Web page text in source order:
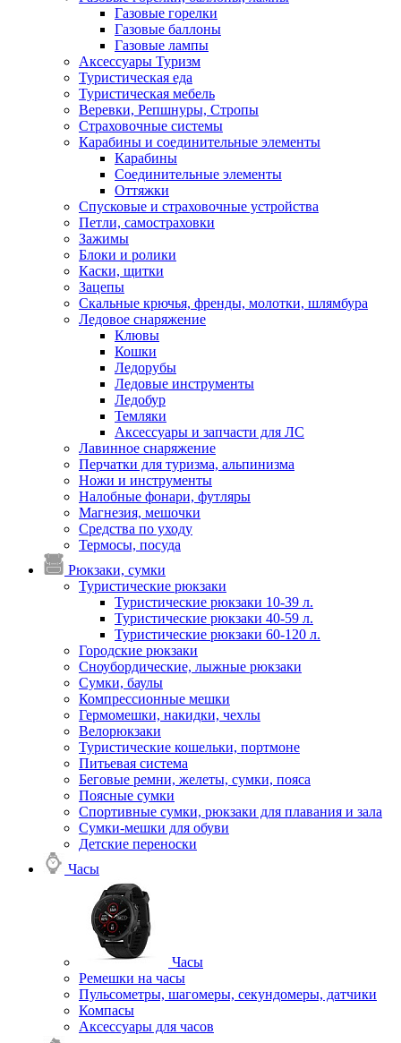
Газовые горелки
Газовые баллоны
Газовые лампы
Аксессуары Туризм
Туристическая еда
Туристическая мебель
Веревки, Репшнуры, Стропы
Страховочные системы
Карабины и соединительные элементы
Карабины
Соединительные элементы
Оттяжки
Спусковые и страховочные устройства
Петли, самостраховки
Зажимы
Блоки и ролики
Каски, щитки
Зацепы
Скальные крючья, френды, молотки, шлямбура
Ледовое снаряжение
Клювы
Кошки
Ледорубы
Ледовые инструменты
Ледобур
Темляки
Аксессуары и запчасти для ЛС
Лавинное снаряжение
Перчатки для туризма, альпинизма
Ножи и инструменты
Налобные фонари, футляры
Магнезия, мешочки
Средства по уходу
Термосы, посуда
Рюкзаки, сумки
Туристические рюкзаки
Туристические рюкзаки 10-39 л.
Туристические рюкзаки 40-59 л.
Туристические рюкзаки 60-120 л.
Городские рюкзаки
Сноубордические, лыжные рюкзаки
Сумки, баулы
Компрессионные мешки
Гермомешки, накидки, чехлы
Велорюкзаки
Туристические кошельки, портмоне
Питьевая система
Беговые ремни, желеты, сумки, пояса
Поясные сумки
Спортивные сумки, рюкзаки для плавания и зала
Сумки-мешки для обуви
Детские переноски
Часы
Часы
Ремешки на часы
Пульсометры, шагомеры, секундомеры, датчики
Компасы
Аксессуары для часов